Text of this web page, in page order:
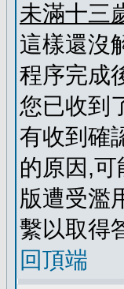
未滿十三
這樣還沒
程序完成
您已收到
有收到確
的原因,
版遭受濫
繫以取得
回頂端